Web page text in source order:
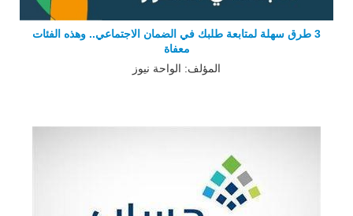
3 طرق سهلة لمتابعة طلبك في الضمان الاجتماعي.. وهذه الفئات
معفاة
المؤلف: الواحة نيوز